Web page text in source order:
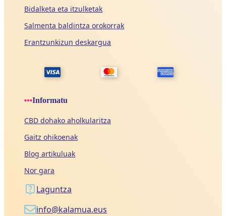
Bidalketa eta itzulketak
Salmenta baldintza orokorrak
Erantzunkizun deskargua
Informatu
CBD dohako aholkularitza
Gaitz ohikoenak
Blog artikuluak
Nor gara
Laguntza
info@kalamua.eus